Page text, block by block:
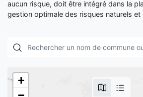
aucun risque, doit être intégré dans la
gestion optimale des risques naturels et
+